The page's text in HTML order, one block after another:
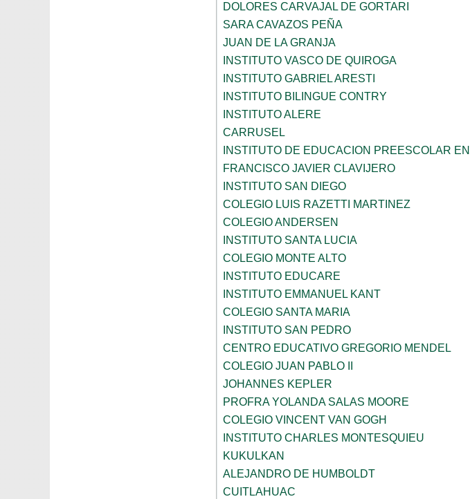
DOLORES CARVAJAL DE GORTARI
SARA CAVAZOS PEÑA
JUAN DE LA GRANJA
INSTITUTO VASCO DE QUIROGA
INSTITUTO GABRIEL ARESTI
INSTITUTO BILINGUE CONTRY
INSTITUTO ALERE
CARRUSEL
INSTITUTO DE EDUCACION PREESCOLAR
FRANCISCO JAVIER CLAVIJERO
INSTITUTO SAN DIEGO
COLEGIO LUIS RAZETTI MARTINEZ
COLEGIO ANDERSEN
INSTITUTO SANTA LUCIA
COLEGIO MONTE ALTO
INSTITUTO EDUCARE
INSTITUTO EMMANUEL KANT
COLEGIO SANTA MARIA
INSTITUTO SAN PEDRO
CENTRO EDUCATIVO GREGORIO MENDEL
COLEGIO JUAN PABLO II
JOHANNES KEPLER
PROFRA YOLANDA SALAS MOORE
COLEGIO VINCENT VAN GOGH
INSTITUTO CHARLES MONTESQUIEU
KUKULKAN
ALEJANDRO DE HUMBOLDT
CUITLAHUAC